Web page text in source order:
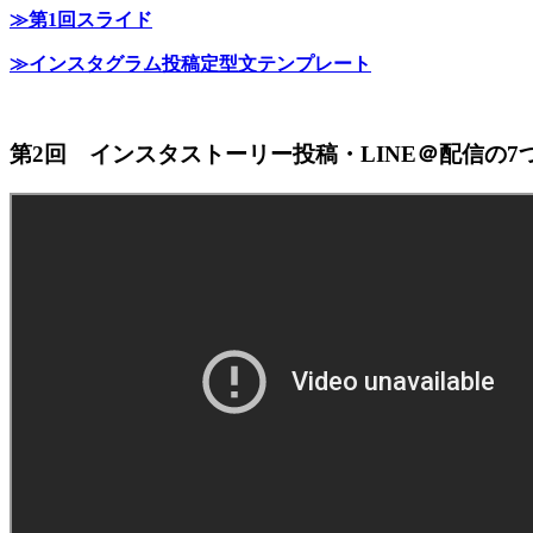
≫第1回スライド
≫インスタグラム投稿定型文テンプレート
第2回 インスタストーリー投稿・LINE＠配信の7